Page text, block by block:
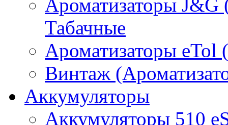
Ароматизаторы
Табачные
Ароматизаторы eTol
Винтаж
Аккумуляторы
Аккумуляторы 510